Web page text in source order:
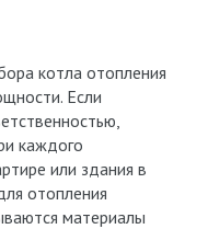
котла отопления
Если
каждого
или здания в
отопления
материалы